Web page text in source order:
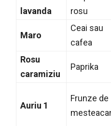
lavanda
rosu
Maro
Ceai sau
cafea
Rosu
caramiziu
Paprika
Auriu 1
Frunze de